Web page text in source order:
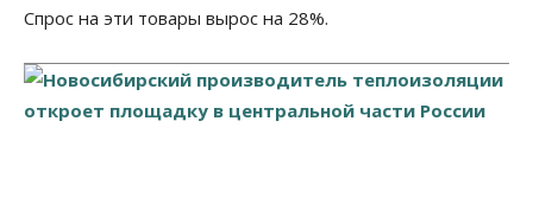
Спрос на эти товары вырос на 28%.